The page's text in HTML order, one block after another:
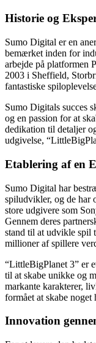
Historie og
Sumo Digital er en
bemærket inden for
arbejde på platformen
2003 i Sheffield,
fantastiske
Sumo Digitals succes
og en passion for at
dedikation til detaljer
udgivelse,
Etablering af en
Sumo Digital har
spiludvikler, og de har
store udgivere som
Gennem deres
stand til at udvikle spil
millioner af spillere
“LittleBigPlanet 3” er
til at skabe unikke og
markante karakterer,
formået at skabe
Innovation